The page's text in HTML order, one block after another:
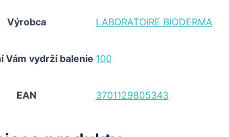
Výrobca LABORATOIRE BIODERMA
Vám vydrží balenie 100
EAN 3701129805343